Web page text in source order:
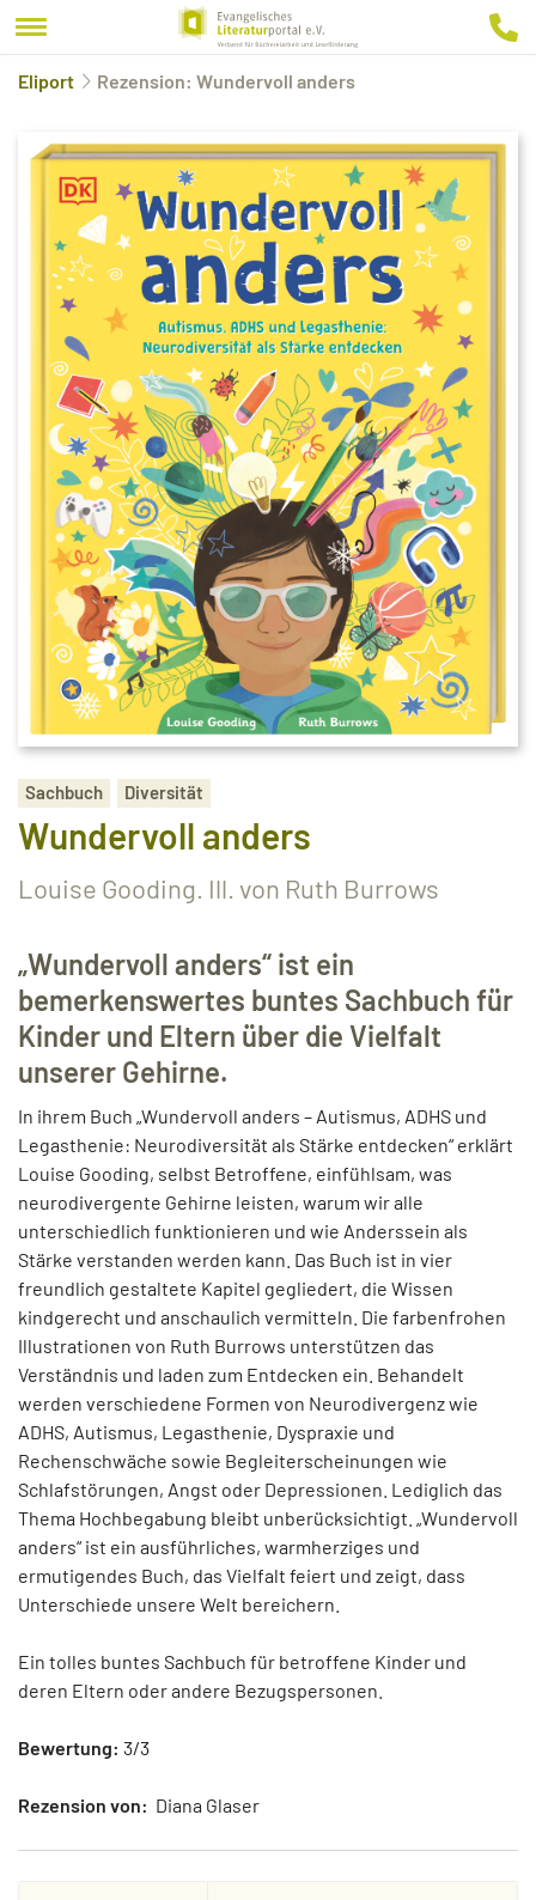
Eliport Rezension: Wundervoll anders
Sachbuch Diversität
Wundervoll anders
Louise Gooding. Ill. von Ruth Burrows
„Wundervoll anders“ ist ein
bemerkenswertes buntes Sachbuch für
Kinder und Eltern über die Vielfalt
unserer Gehirne.
In ihrem Buch „Wundervoll anders – Autismus, ADHS und
Legasthenie: Neurodiversität als Stärke entdecken“ erklärt
Louise Gooding, selbst Betroffene, einfühlsam, was
neurodivergente Gehirne leisten, warum wir alle
unterschiedlich funktionieren und wie Anderssein als
Stärke verstanden werden kann. Das Buch ist in vier
freundlich gestaltete Kapitel gegliedert, die Wissen
kindgerecht und anschaulich vermitteln. Die farbenfrohen
Illustrationen von Ruth Burrows unterstützen das
Verständnis und laden zum Entdecken ein. Behandelt
werden verschiedene Formen von Neurodivergenz wie
ADHS, Autismus, Legasthenie, Dyspraxie und
Rechenschwäche sowie Begleiterscheinungen wie
Schlafstörungen, Angst oder Depressionen. Lediglich das
Thema Hochbegabung bleibt unberücksichtigt. „Wundervoll
anders“ ist ein ausführliches, warmherziges und
ermutigendes Buch, das Vielfalt feiert und zeigt, dass
Unterschiede unsere Welt bereichern.
Ein tolles buntes Sachbuch für betroffene Kinder und
deren Eltern oder andere Bezugspersonen.
Bewertung: 3/3
Rezension von: Diana Glaser